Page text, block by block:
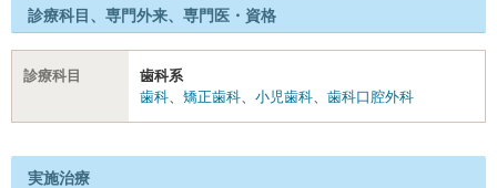
診療科目、専門外来、専門医・資格
診療科目
歯科系
歯科、 矯正歯科、 小児歯科、 歯科口腔外科
実施治療